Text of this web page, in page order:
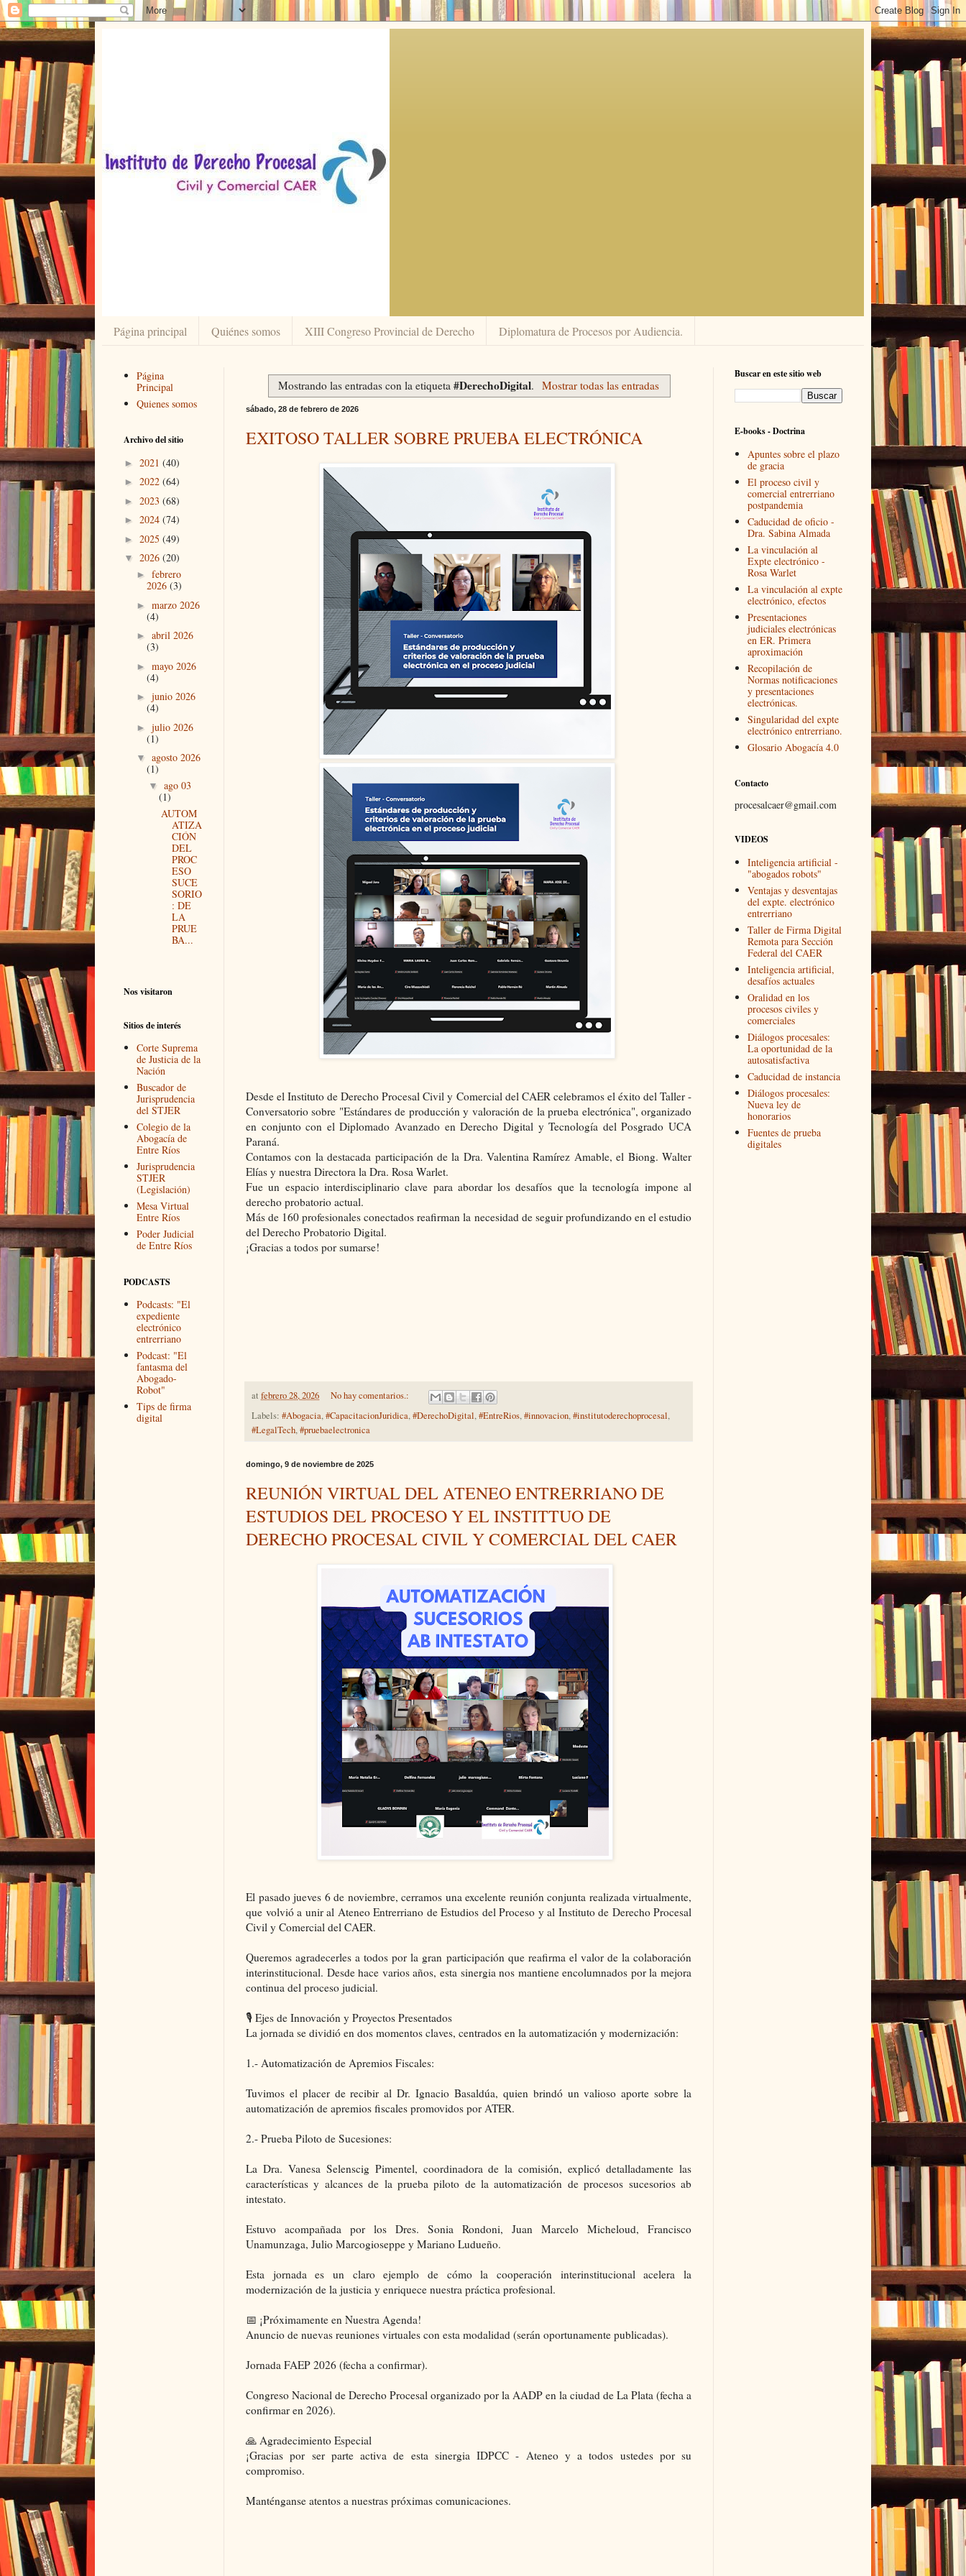
Página principal Quiénes somos XIII Congreso Provincial de Derecho Diplomatura de Procesos por Audiencia.
Mostrando las entradas con la etiqueta#DerechoDigital. Mostrar todas las entradas
sábado, 28 de febrero de 2026
EXITOSO TALLER SOBRE PRUEBA ELECTRÓNICA
Desde el Instituto de Derecho Procesal Civil y Comercial del CAER celebramos el éxito del Taller -
Conversatorio sobre "Estándares de producción y valoración de la prueba electrónica", organizado
en conjunto con el Diplomado Avanzado en Derecho Digital y Tecnología del Posgrado UCA
Paraná.
Contamos con la destacada participación de la Dra. Valentina Ramírez Amable, el Biong. Walter
Elías y nuestra Directora la Dra. Rosa Warlet.
Fue un espacio interdisciplinario clave para abordar los desafíos que la tecnología impone al
derecho probatorio actual.
Más de 160 profesionales conectados reafirman la necesidad de seguir profundizando en el estudio
del Derecho Probatorio Digital.
¡Gracias a todos por sumarse!
at febrero 28, 2026
No hay comentarios.:
Labels: #Abogacia,#CapacitacionJuridica,#DerechoDigital,#EntreRios,#innovacion,#institutoderechoprocesal,
#LegalTech,#pruebaelectronica
domingo, 9 de noviembre de 2025
REUNIÓN VIRTUAL DEL ATENEO ENTRERRIANO DE
ESTUDIOS DEL PROCESO Y EL INSTITTUO DE
DERECHO PROCESAL CIVIL Y COMERCIAL DEL CAER
El pasado jueves 6 de noviembre, cerramos una excelente reunión conjunta realizada virtualmente,
que volvió a unir al Ateneo Entrerriano de Estudios del Proceso y al Instituto de Derecho Procesal
Civil y Comercial del CAER.
Queremos agradecerles a todos por la gran participación que reafirma el valor de la colaboración
interinstitucional. Desde hace varios años, esta sinergia nos mantiene encolumnados por la mejora
continua del proceso judicial.
🎙️ Ejes de Innovación y Proyectos Presentados
La jornada se dividió en dos momentos claves, centrados en la automatización y modernización:
1.- Automatización de Apremios Fiscales:
Tuvimos el placer de recibir al Dr. Ignacio Basaldúa, quien brindó un valioso aporte sobre la
automatización de apremios fiscales promovidos por ATER.
2.- Prueba Piloto de Sucesiones:
La Dra. Vanesa Selenscig Pimentel, coordinadora de la comisión, explicó detalladamente las
características y alcances de la prueba piloto de la automatización de procesos sucesorios ab
intestato.
Estuvo acompañada por los Dres. Sonia Rondoni, Juan Marcelo Micheloud, Francisco
Unamunzaga, Julio Marcogioseppe y Mariano Ludueño.
Esta jornada es un claro ejemplo de cómo la cooperación interinstitucional acelera la
modernización de la justicia y enriquece nuestra práctica profesional.
📅 ¡Próximamente en Nuestra Agenda!
Anuncio de nuevas reuniones virtuales con esta modalidad (serán oportunamente publicadas).
Jornada FAEP 2026 (fecha a confirmar).
Congreso Nacional de Derecho Procesal organizado por la AADP en la ciudad de La Plata (fecha a
confirmar en 2026).
🙏 Agradecimiento Especial
¡Gracias por ser parte activa de esta sinergia IDPCC - Ateneo y a todos ustedes por su
compromiso.
Manténganse atentos a nuestras próximas comunicaciones.
Página
Principal
Quienes somos
Archivo del sitio
► 2021 (40)
► 2022 (64)
► 2023 (68)
► 2024 (74)
► 2025 (49)
▼ 2026 (20)
► febrero
2026 (3)
► marzo 2026
(4)
► abril 2026
(3)
► mayo 2026
(4)
► junio 2026
(4)
► julio 2026
(1)
▼ agosto 2026
(1)
▼ ago 03
(1)
AUTOM
ATIZA
CIÓN
DEL
PROC
ESO
SUCE
SORIO
: DE
LA
PRUE
BA...
Nos visitaron
Sitios de interés
Corte Suprema
de Justicia de la
Nación
Buscador de
Jurisprudencia
del STJER
Colegio de la
Abogacía de
Entre Ríos
Jurisprudencia
STJER
(Legislación)
Mesa Virtual
Entre Ríos
Poder Judicial
de Entre Ríos
PODCASTS
Podcasts: "El
expediente
electrónico
entrerriano
Podcast: "El
fantasma del
Abogado-
Robot"
Tips de firma
digital
Buscar en este sitio web
E-books - Doctrina
Apuntes sobre el plazo
de gracia
El proceso civil y
comercial entrerriano
postpandemia
Caducidad de oficio -
Dra. Sabina Almada
La vinculación al
Expte electrónico -
Rosa Warlet
La vinculación al expte
electrónico, efectos
Presentaciones
judiciales electrónicas
en ER. Primera
aproximación
Recopilación de
Normas notificaciones
y presentaciones
electrónicas.
Singularidad del expte
electrónico entrerriano.
Glosario Abogacía 4.0
Contacto
procesalcaer@gmail.com
VIDEOS
Inteligencia artificial -
"abogados robots"
Ventajas y desventajas
del expte. electrónico
entrerriano
Taller de Firma Digital
Remota para Sección
Federal del CAER
Inteligencia artificial,
desafíos actuales
Oralidad en los
procesos civiles y
comerciales
Diálogos procesales:
La oportunidad de la
autosatisfactiva
Caducidad de instancia
Diálogos procesales:
Nueva ley de
honorarios
Fuentes de prueba
digitales